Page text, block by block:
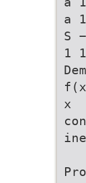
a
S
1 1
x